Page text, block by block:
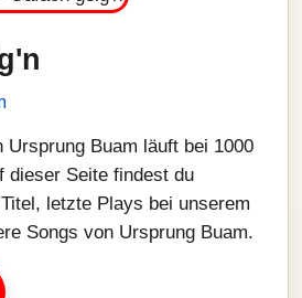
Ursprung Buam läuft bei 1000
dieser Seite findest du
letzte Plays bei unserem
Songs von Ursprung Buam.